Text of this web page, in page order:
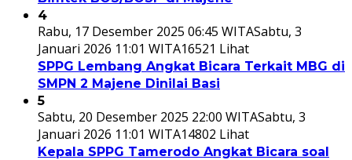
4
Rabu, 17 Desember 2025 06:45 WITASabtu, 3
Januari 2026 11:01 WITA16521 Lihat
SPPG Lembang Angkat Bicara Terkait MBG di
SMPN 2 Majene Dinilai Basi
5
Sabtu, 20 Desember 2025 22:00 WITASabtu, 3
Januari 2026 11:01 WITA14802 Lihat
Kepala SPPG Tamerodo Angkat Bicara soal